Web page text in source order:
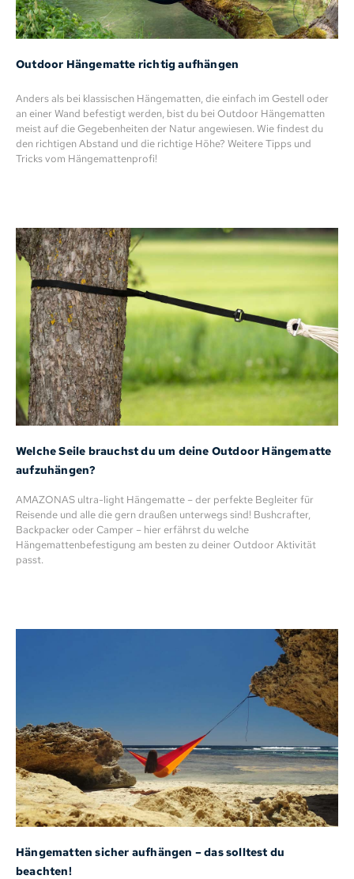
Outdoor Hängematte richtig aufhängen
Anders als bei klassischen Hängematten, die einfach im Gestell oder
an einer Wand befestigt werden, bist du bei Outdoor Hängematten
meist auf die Gegebenheiten der Natur angewiesen. Wie findest du
den richtigen Abstand und die richtige Höhe? Weitere Tipps und
Tricks vom Hängemattenprofi!
Welche Seile brauchst du um deine Outdoor Hängematte
aufzuhängen?
AMAZONAS ultra-light Hängematte – der perfekte Begleiter für
Reisende und alle die gern draußen unterwegs sind! Bushcrafter,
Backpacker oder Camper – hier erfährst du welche
Hängemattenbefestigung am besten zu deiner Outdoor Aktivität
passt.
Hängematten sicher aufhängen – das solltest du
beachten!